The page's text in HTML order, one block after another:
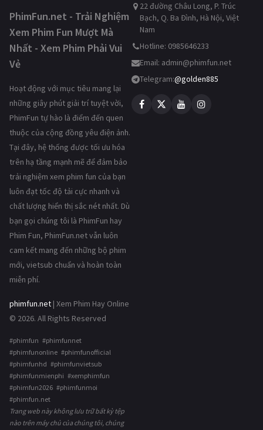
PhimFun.net - Trải Nghiệm
Xem Phim Fun Mượt Mà
Nhất - Xem Phim Phải Vui
Vẻ
Hoạt động với mục tiêu mang lại
những giây phút giải trí tuyệt vời,
PhimFun tự hào là điểm đến quen
thuộc của cộng đồng yêu điện ảnh.
Tại đây, hệ thống được tối ưu hóa
trên hạ tầng mạnh mẽ để đảm bảo
trải nghiệm xem phim fun của bạn
luôn đạt tốc độ tải cực nhanh và
chất lượng hiển thị sắc nét nhất. Dù
bạn gọi chúng tôi là PhimFun hay
Phim Fun, PhimFun.net vẫn luôn
cam kết mang đến những bộ phim
mới, vietsub chuẩn và hoàn toàn
miễn phí.
phimfun.net | Xem Phim Hay Online
© 2026. All Rights Reserved
#phimfun #phimfunnet
#phimfunonline #phimfunofficial
#phimfunhd #phimfunvietsub
#phimfunmienphi #xemphimfun
#phimfun2026 #phimfunmoi
#phimfun.net
Trang web này không lưu trữ bất kỳ tệp
nào trên máy chủ của chúng tôi, chúng
22 đường Châu Long, P. Trúc
Bạch, Q. Ba Đình, Hà Nội, Việt
Nam
Hotline: 0985646233
Email: admin@phimfun.net
Telegram:@golden885